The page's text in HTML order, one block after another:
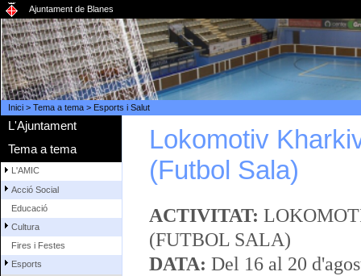
Ajuntament de Blanes
Inici> Tema a tema> Esports i Salut
L'Ajuntament
Tema a tema
L'AMIC
Acció Social
Educació
Cultura
Fires i Festes
Esports
Lokomotiv
(Futbol Sala)
ACTIVITAT:
(FUTBOL SALA)
DATA: Del 16 al 20